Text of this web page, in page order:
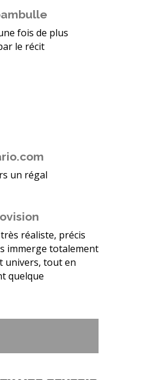
fois de plus
le récit
un régal
réaliste, précis
immerge totalement
univers, tout en
quelque